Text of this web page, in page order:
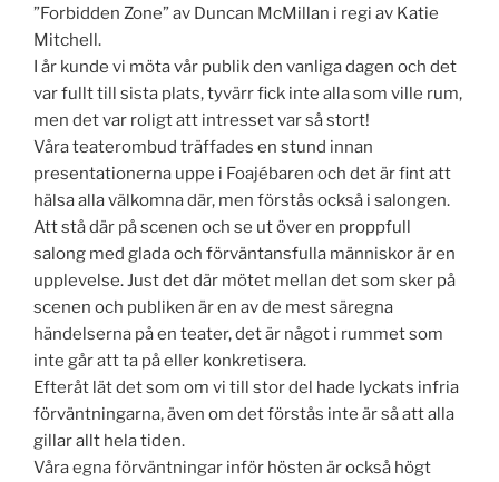
”Forbidden Zone” av Duncan McMillan i regi av Katie
Mitchell.
I år kunde vi möta vår publik den vanliga dagen och det
var fullt till sista plats, tyvärr fick inte alla som ville rum,
men det var roligt att intresset var så stort!
Våra teaterombud träffades en stund innan
presentationerna uppe i Foajébaren och det är fint att
hälsa alla välkomna där, men förstås också i salongen.
Att stå där på scenen och se ut över en proppfull
salong med glada och förväntansfulla människor är en
upplevelse. Just det där mötet mellan det som sker på
scenen och publiken är en av de mest säregna
händelserna på en teater, det är något i rummet som
inte går att ta på eller konkretisera.
Efteråt lät det som om vi till stor del hade lyckats infria
förväntningarna, även om det förstås inte är så att alla
gillar allt hela tiden.
Våra egna förväntningar inför hösten är också högt